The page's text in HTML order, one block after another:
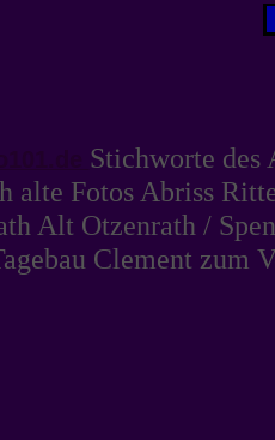
Stichworte des
alte Fotos Abriss
Alt Otzenrath /
Clement zum